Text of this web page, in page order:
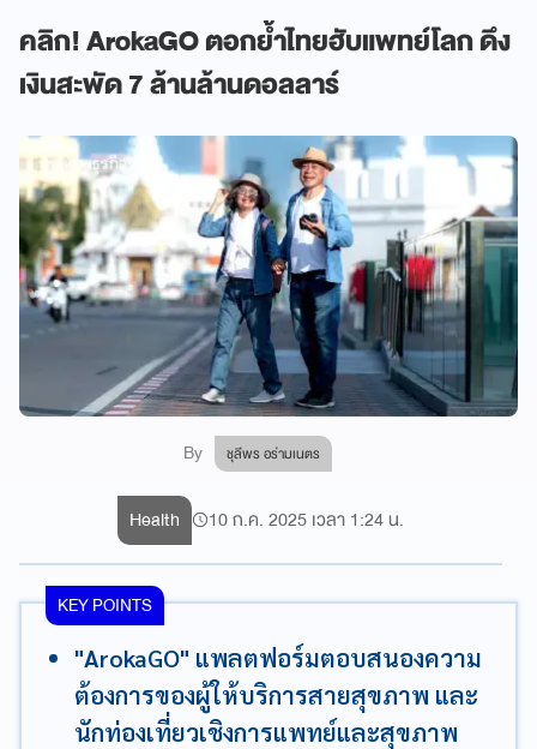
คลิก! ArokaGO ตอกย้ำไทยฮับแพทย์โลก ดึง
เงินสะพัด 7 ล้านล้านดอลลาร์
By ชุลีพร อร่ามเนตร
Health 10 ก.ค. 2025 เวลา 1:24 น.
KEY POINTS
"ArokaGO" แพลตฟอร์มตอบสนองความ
ต้องการของผู้ให้บริการสายสุขภาพ และ
นักท่องเที่ยวเชิงการแพทย์และสุขภาพ